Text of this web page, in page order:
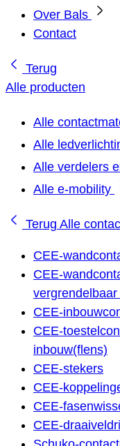
Over Bals
Contact
Terug
Alle producten
Alle
Alle
Alle verdelers
Alle e-mobility
Terug Alle
CEE-
CEE-
CEE-
CEE-
inbouw(flens)
CEE-stekers
CEE-
CEE-
CEE-